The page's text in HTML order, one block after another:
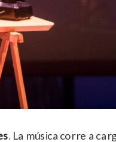
. La música corre a